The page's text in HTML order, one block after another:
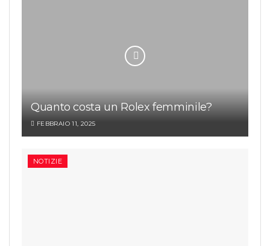
Quanto costa un Rolex femminile?
FEBBRAIO 11, 2025
NOTIZIE